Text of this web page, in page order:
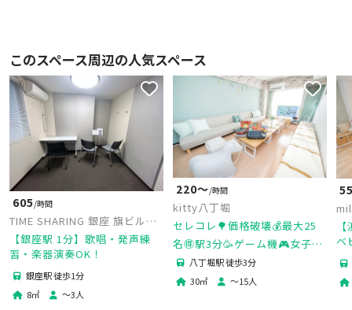
このスペース周辺の人気スペース
605 /時間
TIME SHARING 銀座 旗ビル
roomS
【銀座駅 1分】歌唱・発声練
習・楽器演奏OK！
銀座駅 徒歩1分
8㎡ 〜3人
220〜/時間
kitty八丁堀
セレコレ🌳価格破壊💰最大25
名🉐駅3分🥳ゲーム機🎮女子会
💗推し活🌟タコパ🐙撮影📷パー
ティ🥂飲み会🍻kitty八丁堀
八丁堀駅 徒歩3分
30㎡ 〜15人
ベ